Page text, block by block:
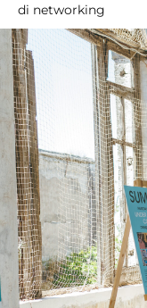
di networking